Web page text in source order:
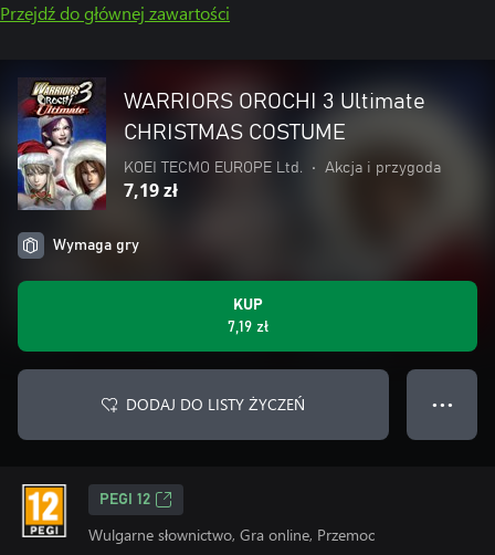
Przejdź do głównej zawartości
WARRIORS OROCHI 3 Ultimate
CHRISTMAS COSTUME
KOEI TECMO EUROPE Ltd. • Akcja i przygoda
7,19 zł
Wymaga gry
KUP
7,19 zł
DODAJ DO LISTY ŻYCZEŃ ● ● ●
PEGI 12
Wulgarne słownictwo, Gra online, Przemoc